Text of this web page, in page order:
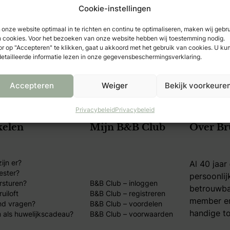
Cookie-instellingen
onze website optimaal in te richten en continu te optimaliseren, maken wij
cookies. Voor het bezoeken van onze website hebben wij toestemming nodig.
op "Accepteren" te klikken, gaat u akkoord met het gebruik van cookies. U
informatie lezen in onze gegevensbeschermingsverklaring.
Accepteren Weiger Bekijk
PrivacybeleidPrivacybeleid
Gents | Amterdam Over Gents |
er?
vragen?
huwelijkscadeau?
Mijn B&B Club
B&B Club – inloggen
B&B Club – registreren
B&B Club – voordelen
B&B Club – voorwaarden
Over
Al 40 jaar
member
handige